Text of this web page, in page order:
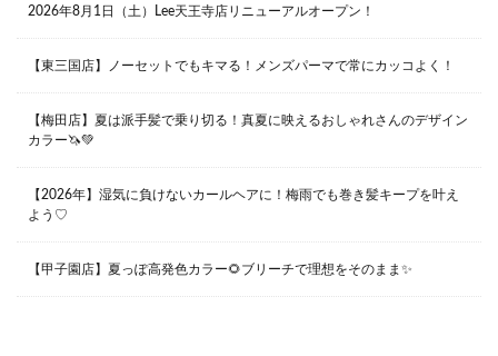
Lee京橋店
大阪府大阪市都島区東野田町２丁目９－２３ 晃進ビル2F
ビル1F
Lee四ツ橋店
兵庫県西宮市甲子園九番町1-2 フラットライフワーク1F
0798-42-3334
2026年8月1日（土）Lee天王寺店リニューアルオープン！
【東三国店】ノーセットでもキマる！メンズパーマで常にカッコよく！
【梅田店】夏は派手髪で乗り切る！真夏に映えるおしゃれさんのデザイン
カラー🦄💚
【2026年】湿気に負けないカールヘアに！梅雨でも巻き髪キープを叶え
よう♡
【甲子園店】夏っぽ高発色カラー🌻ブリーチで理想をそのまま✨